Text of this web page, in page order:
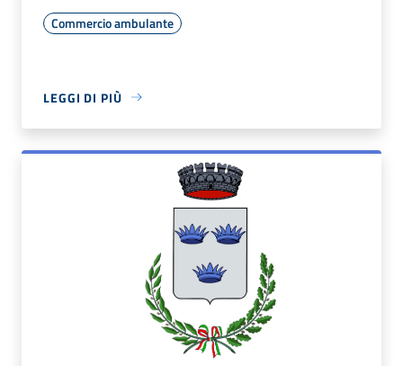
Commercio ambulante
LEGGI DI PIÙ